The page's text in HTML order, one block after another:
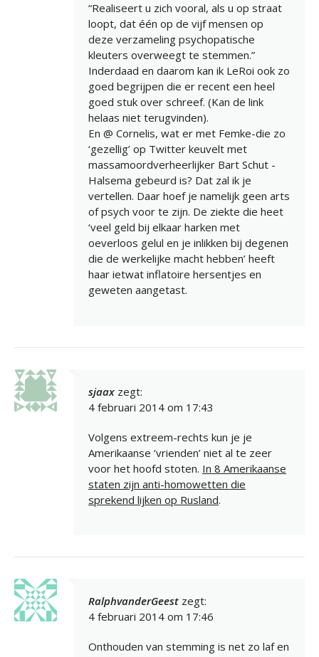
“Realiseert u zich vooral, als u op straat
loopt, dat één op de vijf mensen op
deze verzameling psychopatische
kleuters overweegt te stemmen.”
Inderdaad en daarom kan ik LeRoi ook zo
goed begrijpen die er recent een heel
goed stuk over schreef. (Kan de link
helaas niet terugvinden).
En @ Cornelis, wat er met Femke-die zo
‘gezellig’ op Twitter keuvelt met
massamoordverheerlijker Bart Schut -
Halsema gebeurd is? Dat zal ik je
vertellen. Daar hoef je namelijk geen arts
of psych voor te zijn. De ziekte die heet
‘veel geld bij elkaar harken met
oeverloos gelul en je inlikken bij degenen
die de werkelijke macht hebben’ heeft
haar ietwat inflatoire hersentjes en
geweten aangetast.
sjaax zegt:
4 februari 2014 om 17:43
Volgens extreem-rechts kun je je
Amerikaanse ‘vrienden’ niet al te zeer
voor het hoofd stoten. In 8 Amerikaanse
staten zijn anti-homowetten die
sprekend lijken op Rusland.
RalphvanderGeest zegt:
4 februari 2014 om 17:46
Onthouden van stemming is net zo laf en